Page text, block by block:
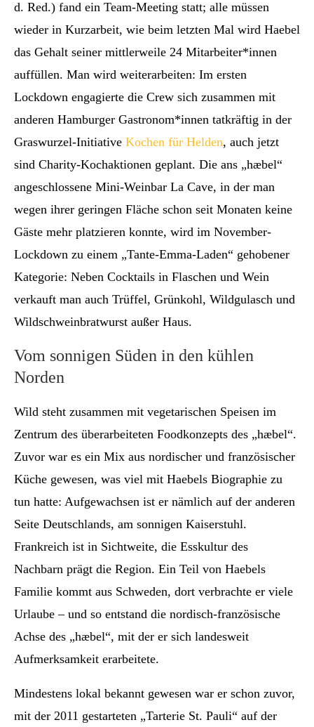
d. Red.) fand ein Team-Meeting statt; alle müssen
wieder in Kurzarbeit, wie beim letzten Mal wird Haebel
das Gehalt seiner mittlerweile 24 Mitarbeiter*innen
auffüllen. Man wird weiterarbeiten: Im ersten
Lockdown engagierte die Crew sich zusammen mit
anderen Hamburger Gastronom*innen tatkräftig in der
Graswurzel-Initiative Kochen für Helden, auch jetzt
sind Charity-Kochaktionen geplant. Die ans „hæbel“
angeschlossene Mini-Weinbar La Cave, in der man
wegen ihrer geringen Fläche schon seit Monaten keine
Gäste mehr platzieren konnte, wird im November-
Lockdown zu einem „Tante-Emma-Laden“ gehobener
Kategorie: Neben Cocktails in Flaschen und Wein
verkauft man auch Trüffel, Grünkohl, Wildgulasch und
Wildschweinbratwurst außer Haus.
Vom sonnigen Süden in den kühlen
Norden
Wild steht zusammen mit vegetarischen Speisen im
Zentrum des überarbeiteten Foodkonzepts des „hæbel“.
Zuvor war es ein Mix aus nordischer und französischer
Küche gewesen, was viel mit Haebels Biographie zu
tun hatte: Aufgewachsen ist er nämlich auf der anderen
Seite Deutschlands, am sonnigen Kaiserstuhl.
Frankreich ist in Sichtweite, die Esskultur des
Nachbarn prägt die Region. Ein Teil von Haebels
Familie kommt aus Schweden, dort verbrachte er viele
Urlaube – und so entstand die nordisch-französische
Achse des „hæbel“, mit der er sich landesweit
Aufmerksamkeit erarbeitete.
Mindestens lokal bekannt gewesen war er schon zuvor,
mit der 2011 gestarteten „Tarterie St. Pauli“ auf der